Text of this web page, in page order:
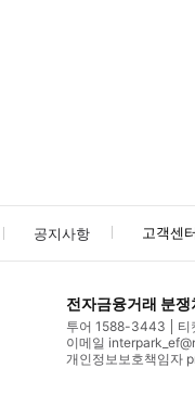
공지사항 고객센터
전자금융거래 분쟁
투어 1588-3443
티
이메일
개인정보보호책임자